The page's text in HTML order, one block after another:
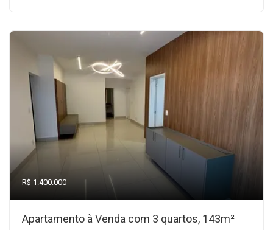
R$ 1.400.000
Apartamento à Venda com 3 quartos, 143m²